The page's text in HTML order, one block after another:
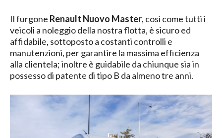
Il furgone Renault Nuovo Master, così come tutti i
veicoli a noleggio della nostra flotta, è sicuro ed
affidabile, sottoposto a costanti controlli e
manutenzioni, per garantire la massima efficienza
alla clientela; inoltre è guidabile da chiunque sia in
possesso di patente di tipo B da almeno tre anni.